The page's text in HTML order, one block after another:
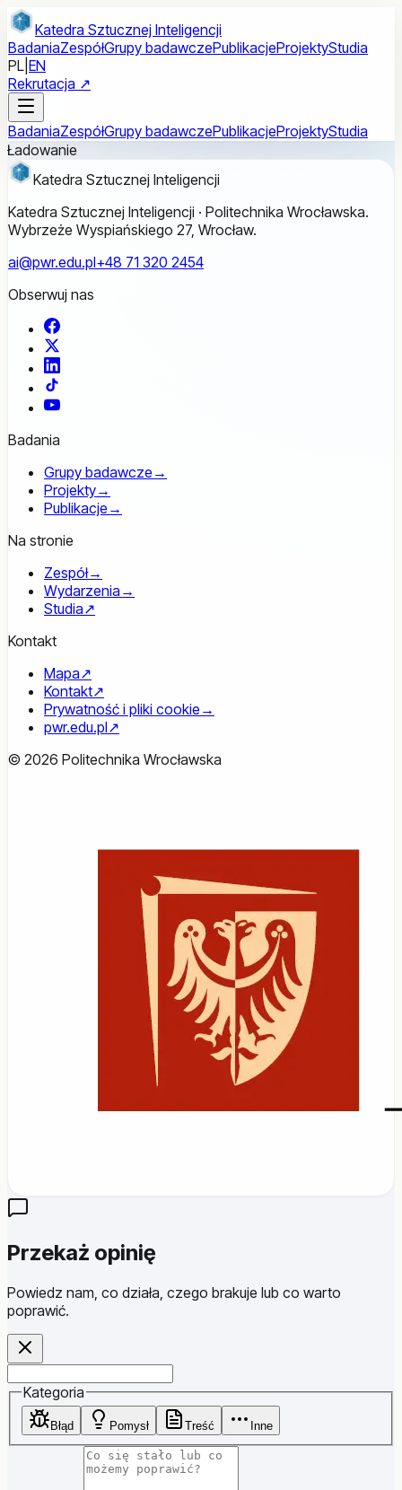
Przejdź do treści głównej
Katedra Sztucznej Inteligencji
BadaniaZespółGrupy badawczePublikacjeProjektyStudia
PL EN
Rekrutacja ↗
BadaniaZespółGrupy badawczePublikacjeProjektyStudia
Ładowanie
Katedra Sztucznej Inteligencji
Katedra Sztucznej Inteligencji · Politechnika Wrocławska.
Wybrzeże Wyspiańskiego 27, Wrocław.
ai@pwr.edu.pl+48 71 320 2454
Obserwuj nas
Facebook
YouTube
Badania
Grupy badawcze →
Projekty→
Publikacje →
Na stronie
Zespół→
Wydarzenia →
Studia↗
Kontakt
Mapa↗
Kontakt↗
Prywatność i pliki cookie →
pwr.edu.pl↗
© 2026 Politechnika Wrocławska
Przekaż opinię
Powiedz nam, co działa, czego brakuje lub co warto
poprawić.
Website
Kategoria
Błąd Pomysł Treść Inne